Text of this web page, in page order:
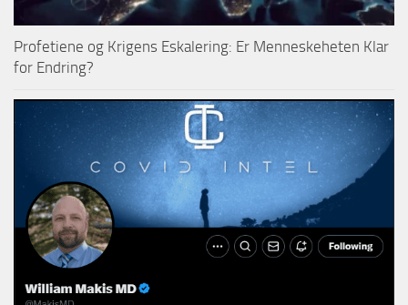
Profetiene og Krigens Eskalering: Er Menneskeheten Klar
for Endring?